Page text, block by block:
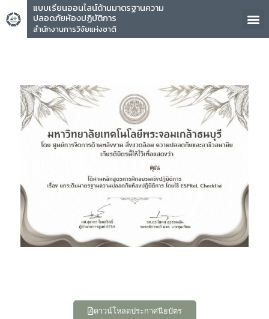
แบบเรียนออนไลน์ด้านมาตรฐานความ
ปลอดภัยห้องปฏิบัติการ
สำนักงานการวิจัยแห่งชาติ
คุณ
ดาวน์โหลดประกาศนียบัตร